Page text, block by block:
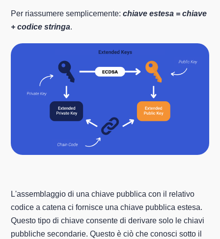
Per riassumere semplicemente:chiave estesa = chiave
+ codice stringa.
L'assemblaggio di una chiave pubblica con il relativo
codice a catena ci fornisce una chiave pubblica estesa.
Questo tipo di chiave consente di derivare solo le chiavi
pubbliche secondarie. Questo è ciò che conosci sotto il